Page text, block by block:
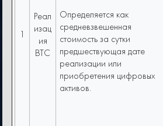
1
Реал
изац
ия
BTC
Определяется как
средневзвешенная
стоимость за сутки
предшествующая дате
реализации или
приобретения цифровых
активов.